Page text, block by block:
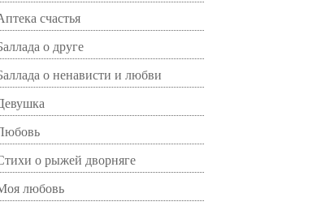
счастья
о друге
о ненависти и любви
о рыжей дворняге
любовь